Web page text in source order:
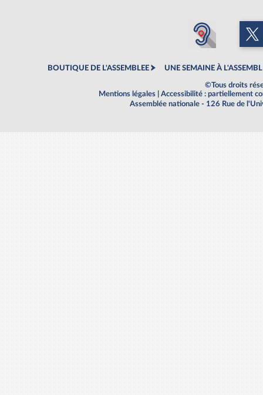
BOUTIQUE DE L'ASSEMBLEE UNE SEMAINE À
©Tous droits
Mentions légales
Accessibilité : partiellement
Assemblée nationale - 126 Rue de